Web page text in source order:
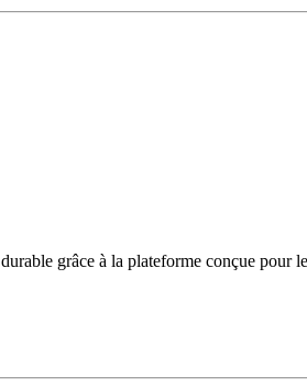
grâce à la plateforme conçue pour